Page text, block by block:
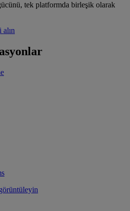
tek platformda birleşik olarak